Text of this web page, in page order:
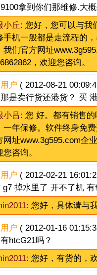
拿到你们那维修.大
小丘: 您好，您可以与我
手机一般都是走流程的
我们官方网址
，欢迎您咨询。
户 ( 2012-08-21
是卖行货还港货？ 买
小吕: 您 好。都有销售
一年保修。软件终身免
网址www.3g595.com企
您咨询。
户 ( 2012-02-21
g7 掉水里了 开不了机
您好，具体请与
户 ( 2012-01-16
htcG21吗？
您好，有货的，